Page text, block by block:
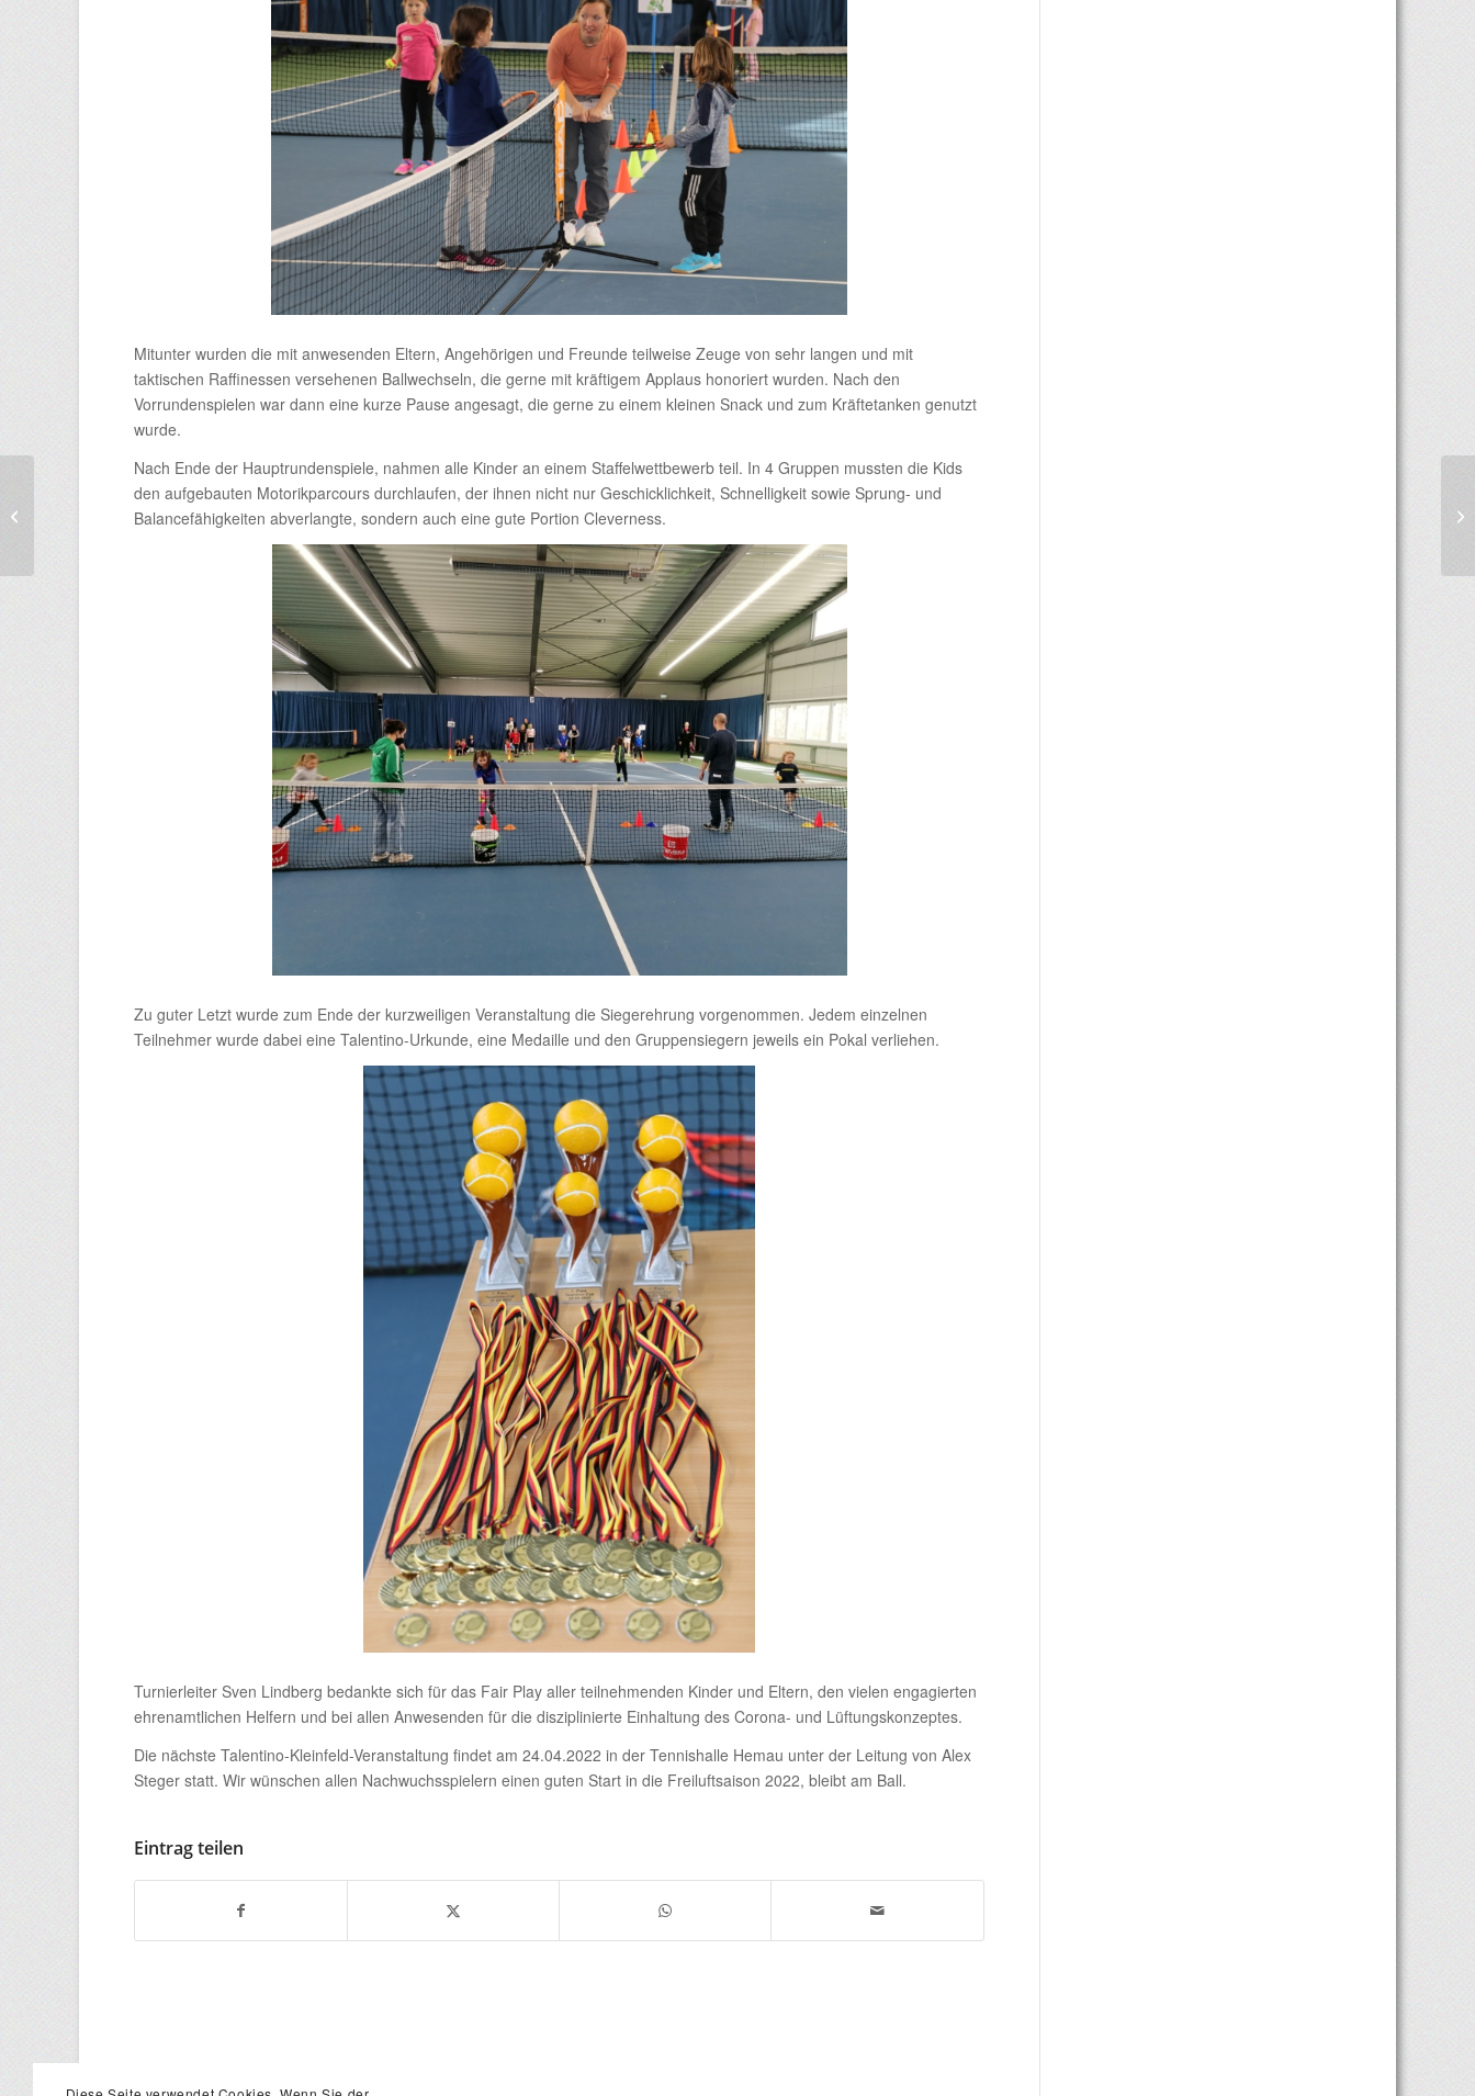
Mitunter wurden die mit anwesenden Eltern, Angehörigen und Freunde teilweise Zeuge von sehr langen und mit
taktischen Raffinessen versehenen Ballwechseln, die gerne mit kräftigem Applaus honoriert wurden. Nach den
Vorrundenspielen war dann eine kurze Pause angesagt, die gerne zu einem kleinen Snack und zum Kräftetanken genutzt
wurde.
Nach Ende der Hauptrundenspiele, nahmen alle Kinder an einem Staffelwettbewerb teil. In 4 Gruppen mussten die Kids
den aufgebauten Motorikparcours durchlaufen, der ihnen nicht nur Geschicklichkeit, Schnelligkeit sowie Sprung- und
Balancefähigkeiten abverlangte, sondern auch eine gute Portion Cleverness.
Zu guter Letzt wurde zum Ende der kurzweiligen Veranstaltung die Siegerehrung vorgenommen. Jedem einzelnen
Teilnehmer wurde dabei eine Talentino-Urkunde, eine Medaille und den Gruppensiegern jeweils ein Pokal verliehen.
Turnierleiter Sven Lindberg bedankte sich für das Fair Play aller teilnehmenden Kinder und Eltern, den vielen engagierten
ehrenamtlichen Helfern und bei allen Anwesenden für die disziplinierte Einhaltung des Corona- und Lüftungskonzeptes.
Die nächste Talentino-Kleinfeld-Veranstaltung findet am 24.04.2022 in der Tennishalle Hemau unter der Leitung von Alex
Steger statt. Wir wünschen allen Nachwuchsspielern einen guten Start in die Freiluftsaison 2022, bleibt am Ball.
Eintrag teilen
Neuwahlen bei den
Fußballern des SC